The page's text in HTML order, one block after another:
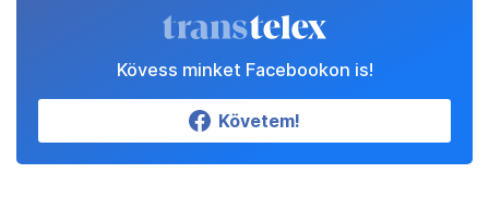
Kövess minket Facebookon is!
Követem!